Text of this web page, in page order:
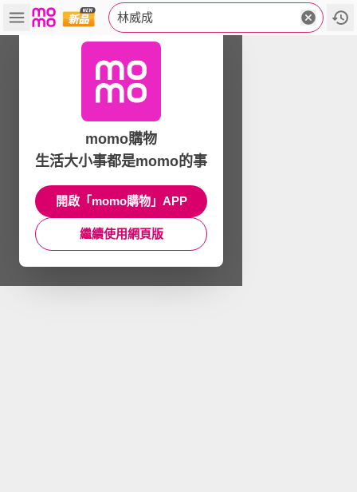
林威成
momo購物
生活大小事都是momo的事
開啟「momo購物」APP
繼續使用網頁版